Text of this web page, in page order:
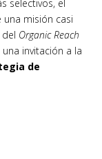
selectivos, el
misión casi
Organic Reach
invitación a la
de